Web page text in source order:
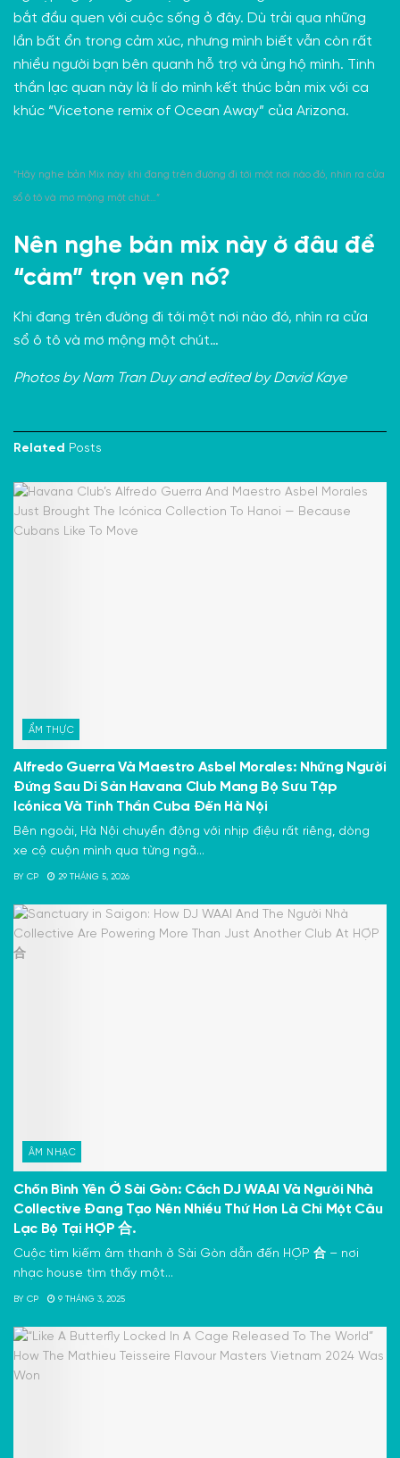
bắt đầu quen với cuộc sống ở đây. Dù trải qua những
lần bất ổn trong cảm xúc, nhưng mình biết vẫn còn rất
nhiều người bạn bên quanh hỗ trợ và ủng hộ mình. Tinh
thần lạc quan này là lí do mình kết thúc bản mix với ca
khúc “Vicetone remix of Ocean Away” của Arizona.
“Hãy nghe bản Mix này khi đang trên đường đi tới một nơi nào đó, nhìn ra cửa
sổ ô tô và mơ mộng một chút…”
Nên nghe bản mix này ở đâu để
“cảm” trọn vẹn nó?
Khi đang trên đường đi tới một nơi nào đó, nhìn ra cửa
sổ ô tô và mơ mộng một chút…
Photos by Nam Tran Duy and edited by David Kaye
Related Posts
ẨM THỰC
Alfredo Guerra Và Maestro Asbel Morales: Những Người
Đứng Sau Di Sản Havana Club Mang Bộ Sưu Tập
Icónica Và Tinh Thần Cuba Đến Hà Nội
Bên ngoài, Hà Nội chuyển động với nhịp điệu rất riêng, dòng
xe cộ cuộn mình qua từng ngã...
BY CP 29 THÁNG 5, 2026
ÂM NHẠC
Chốn Bình Yên Ở Sài Gòn: Cách DJ WAAI Và Người Nhà
Collective Đang Tạo Nên Nhiều Thứ Hơn Là Chỉ Một Câu
Lạc Bộ Tại HỢP 合.
Cuộc tìm kiếm âm thanh ở Sài Gòn dẫn đến HỢP 合 – nơi
nhạc house tìm thấy một...
BY CP 9 THÁNG 3, 2025